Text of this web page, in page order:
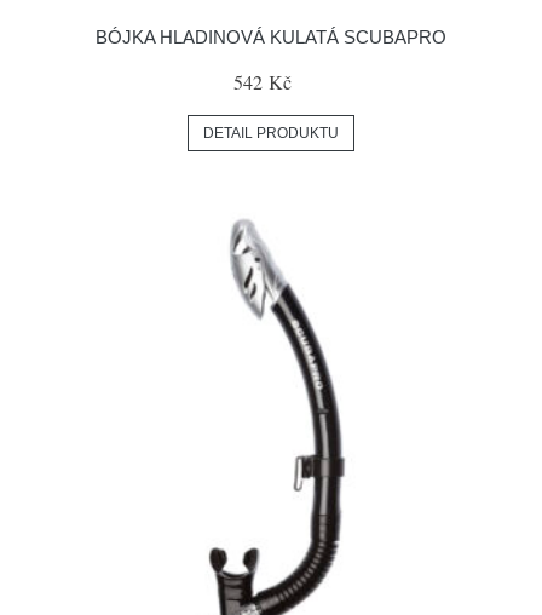
BÓJKA HLADINOVÁ KULATÁ SCUBAPRO
542 Kč
DETAIL PRODUKTU